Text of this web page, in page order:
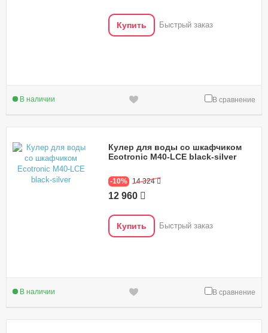
Купить Быстрый заказ
В сравнение
В наличии
Кулер для воды со шкафчиком
Ecotronic M40-LCE black-silver
Купить
-10% 14 324
12 960
Быстрый заказ
В сравнение
В наличии